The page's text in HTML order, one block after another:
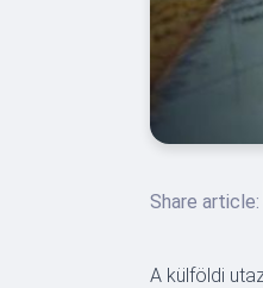
Share article:
A külföldi